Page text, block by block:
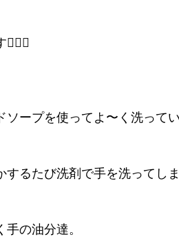
ソープを使ってよ〜く洗って
するたび洗剤で手を洗ってし
の油分達。